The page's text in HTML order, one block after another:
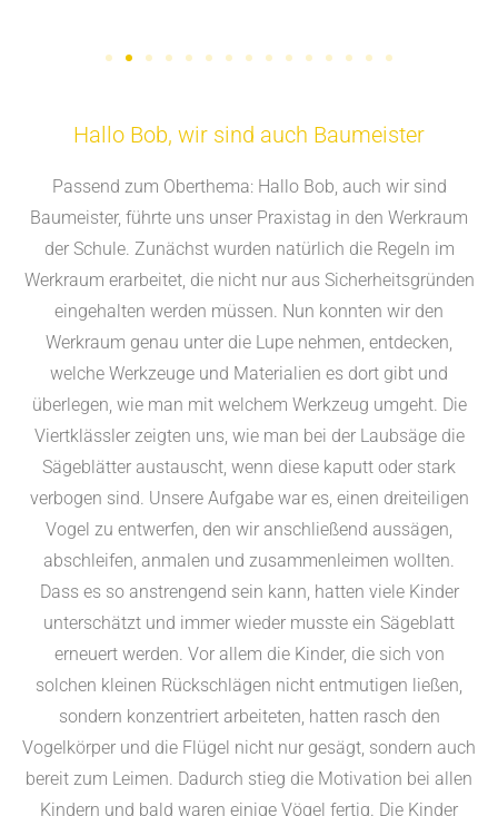
Hallo Bob, wir sind auch Baumeister
Passend zum Oberthema: Hallo Bob, auch wir sind
Baumeister, führte uns unser Praxistag in den Werkraum
der Schule. Zunächst wurden natürlich die Regeln im
Werkraum erarbeitet, die nicht nur aus Sicherheitsgründen
eingehalten werden müssen. Nun konnten wir den
Werkraum genau unter die Lupe nehmen, entdecken,
welche Werkzeuge und Materialien es dort gibt und
überlegen, wie man mit welchem Werkzeug umgeht. Die
Viertklässler zeigten uns, wie man bei der Laubsäge die
Sägeblätter austauscht, wenn diese kaputt oder stark
verbogen sind. Unsere Aufgabe war es, einen dreiteiligen
Vogel zu entwerfen, den wir anschließend aussägen,
abschleifen, anmalen und zusammenleimen wollten.
Dass es so anstrengend sein kann, hatten viele Kinder
unterschätzt und immer wieder musste ein Sägeblatt
erneuert werden. Vor allem die Kinder, die sich von
solchen kleinen Rückschlägen nicht entmutigen ließen,
sondern konzentriert arbeiteten, hatten rasch den
Vogelkörper und die Flügel nicht nur gesägt, sondern auch
bereit zum Leimen. Dadurch stieg die Motivation bei allen
Kindern und bald waren einige Vögel fertig. Die Kinder